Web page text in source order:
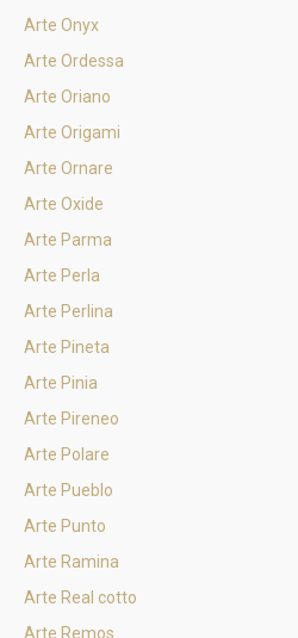
Arte Onyx
Arte Ordessa
Arte Oriano
Arte Origami
Arte Ornare
Arte Oxide
Arte Parma
Arte Perla
Arte Perlina
Arte Pineta
Arte Pinia
Arte Pireneo
Arte Polare
Arte Pueblo
Arte Punto
Arte Ramina
Arte Real cotto
Arte Remos